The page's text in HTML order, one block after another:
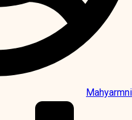
Mahyarmni